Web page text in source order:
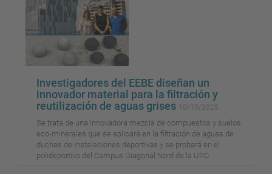
Investigadores del EEBE diseñan un
innovador material para la filtración y
reutilización de aguas grises
Se trata de una innovadora mezcla de compuestos y suelos
eco-minerales que se aplicará en la filtración de aguas de
duchas de instalaciones deportivas y se probará en el
polideportivo del Campus Diagonal Nord de la UPC.